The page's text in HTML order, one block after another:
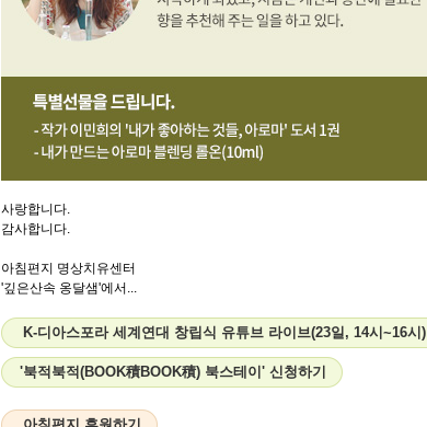
사랑합니다.
감사합니다.
아침편지 명상치유센터
'깊은산속 옹달샘'에서...
K-디아스포라 세계연대 창립식 유튜브 라이브(23일, 14시~16시)
'북적북적(BOOK積BOOK積) 북스테이' 신청하기